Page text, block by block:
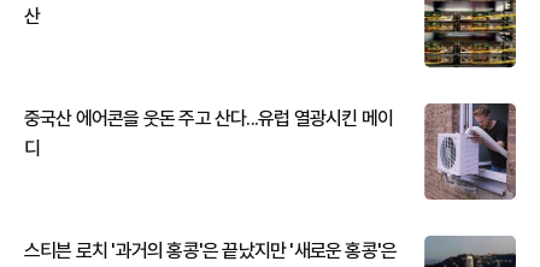
산
중국산 에어콘을 웃돈 주고 산다...유럽 열광시킨 메이
디
스티븐 로치 '과거의 홍콩'은 끝났지만 '새로운 홍콩'은